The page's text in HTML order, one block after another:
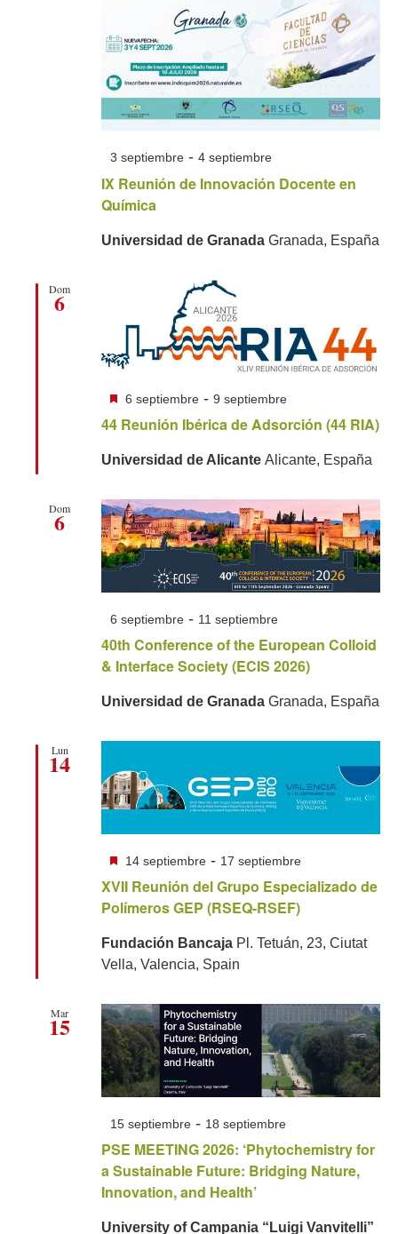
3 septiembre - 4 septiembre
IX Reunión de Innovación Docente en
Química
Universidad de Granada Granada, España
Dom
6
Destacado
6 septiembre - 9 septiembre
44 Reunión Ibérica de Adsorción (44 RIA)
Universidad de Alicante Alicante, España
Dom
6
6 septiembre - 11 septiembre
40th Conference of the European Colloid
& Interface Society (ECIS 2026)
Universidad de Granada Granada, España
Lun
14
Destacado
14 septiembre - 17 septiembre
XVII Reunión del Grupo Especializado de
Polímeros GEP (RSEQ-RSEF)
Fundación Bancaja Pl. Tetuán, 23, Ciutat
Vella, Valencia, Spain
Mar
15
15 septiembre - 18 septiembre
PSE MEETING 2026: ‘Phytochemistry for
a Sustainable Future: Bridging Nature,
Innovation, and Health’
University of Campania “Luigi Vanvitelli”